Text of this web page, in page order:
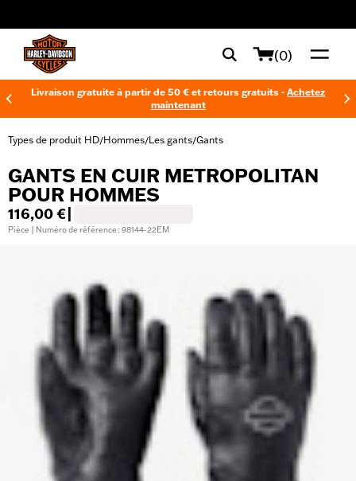
(0)
Livraison gratuite à partir de 50 € et retours gratuits - Achetez
maintenant
Types de produit HD/Hommes/Les gants/Gants
GANTS EN CUIR METROPOLITAN
POUR HOMMES
116,00 €
Pièce | Numéro de référence : 98144-22EM